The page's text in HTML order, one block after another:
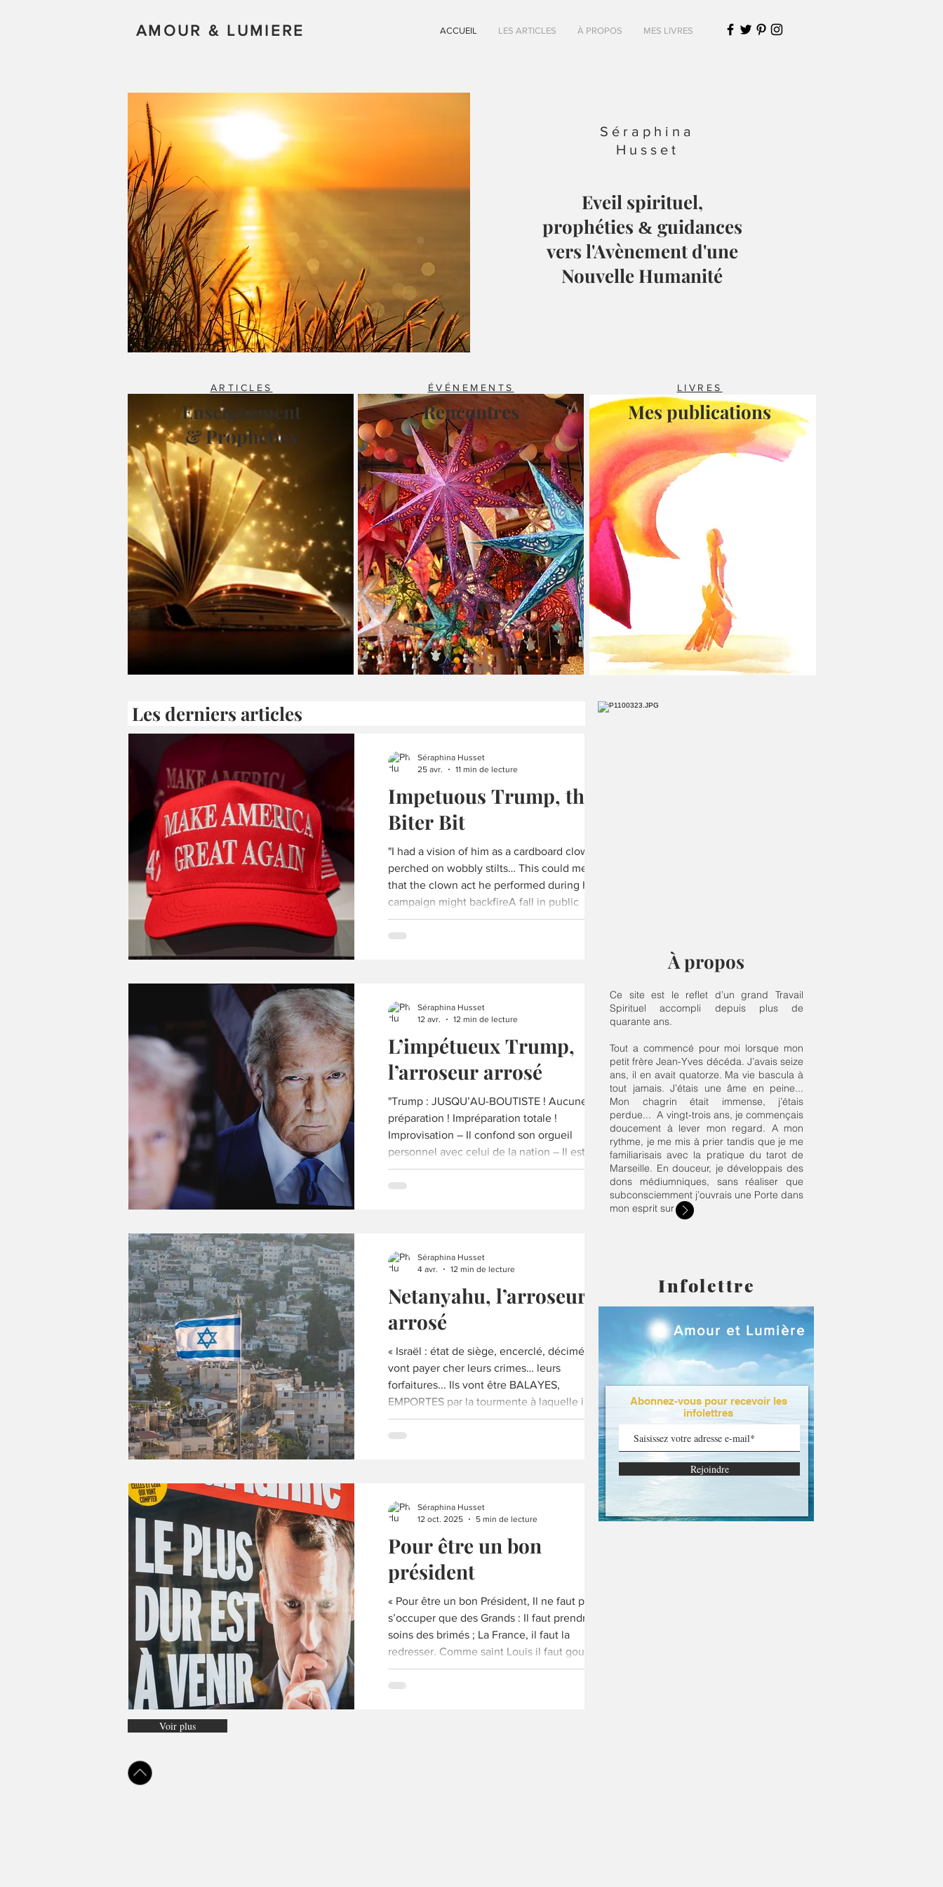
AMOUR & LUMIERE ACCUEIL LES ARTICLES À PROPOS MES LIVRES
Séraphina
Husset
Eveil spirituel,
prophéties & guidances
vers l'Avènement d'une
Nouvelle Humanité
ARTICLES
Enseignement
& Prophéties
ÉVÉNEMENTS
Rencontres
LIVRES
Mes publications
Les derniers articles
Impetuous Trump, the
Biter Bit
"I had a vision of him as a cardboard clown
perched on wobbly stilts… This could mean
that the clown act he performed during his
campaign might backfireA fall in public
opinion could be possible: one that would
knock him off his pedestal…"
Séraphina Husset
25 avr.
11 min de lecture
L’impétueux Trump,
l’arroseur arrosé
"Trump : JUSQU’AU-BOUTISTE ! Aucune
préparation ! Impréparation totale !
Improvisation – Il confond son orgueil
personnel avec celui de la nation – Il est un va-
t’en guerre présomptueux. (...) Loup déguisé
en agneau, Trump va déstabiliser l’économie.
Dans son esprit, libertinage...Il va mettre le
pays en faillite... (…) trahison vis-à-vis de son
Séraphina Husset
12 avr.
12 min de lecture
Netanyahu, l’arroseur
arrosé
« Israël : état de siège, encerclé, décimé. Ils
vont payer cher leurs crimes… leurs
forfaitures... Ils vont être BALAYES,
EMPORTES par la tourmente à laquelle ils ont
participé, qu’ils ont fomentée. »
Séraphina Husset
4 avr.
12 min de lecture
Pour être un bon
président
« Pour être un bon Président, Il ne faut pas
s’occuper que des Grands : Il faut prendre
soins des brimés ; La France, il faut la
redresser. Comme saint Louis il faut gouverner
: Surtout les petits, les écouter. Eux aussi
doivent s’exprimer, Pas uniquement le jour où
Séraphina Husset
12 oct. 2025
5 min de lecture
À propos
Ce site est le reflet d’un grand Travail
Spirituel accompli depuis plus de
quarante ans.
Tout a commencé pour moi lorsque mon
petit frère Jean-Yves décéda. J’avais seize
ans, il en avait quatorze. Ma vie bascula à
tout jamais. J’étais une âme en peine...
Mon chagrin était immense, j’étais
perdue... A vingt-trois ans, je commençais
doucement à lever mon regard. A mon
rythme, je me mis à prier tandis que je me
familiarisais avec la pratique du tarot de
Marseille. En douceur, je développais des
dons médiumniques, sans réaliser que
subconsciemment j’ouvrais une Porte dans
mon esprit sur
Infolettre
Amour et Lumière
Abonnez-vous pour recevoir les
infolettres
Rejoindre
Voir plus